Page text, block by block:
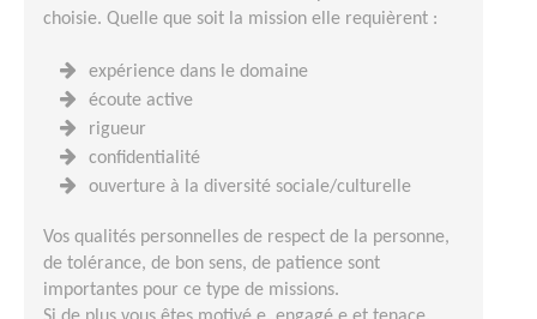
choisie. Quelle que soit la mission elle requièrent :
expérience dans le domaine
écoute active
rigueur
confidentialité
ouverture à la diversité sociale/culturelle
Vos qualités personnelles de respect de la personne,
de tolérance, de bon sens, de patience sont
importantes pour ce type de missions.